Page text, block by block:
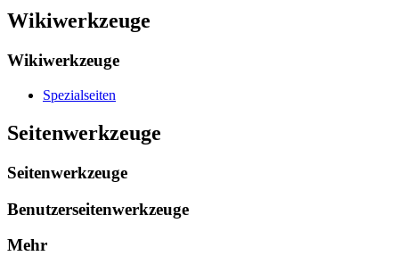
Wikiwerkzeuge
Wikiwerkzeuge
Spezialseiten
Seitenwerkzeuge
Seitenwerkzeuge
Benutzerseitenwerkzeuge
Mehr